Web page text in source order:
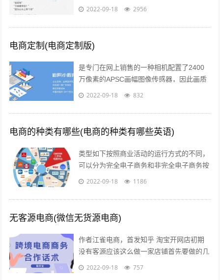
此变得粉红起来下面就给大家分享一些简短
2022-09-18 2956
电商定制(电商定制版)
是专门在网上销售的一种相机配置了2400
万像素的APSC画幅图像传感器，因此画质
上的表现是令人信服的相位检测和对比度检
2022-09-18 832
电商的种类有哪些(电商的种类有哪些英语)
类型如下按照商业活动的运行方式的不同，
可以分为完全电子商务和非完全电子商务按
照商务活动的内容的不同，可以分为间接电
2022-09-18 1186
无客源电商(微信无货源电商)
作者江雀电商，首发知乎 淘宝开网店初期
没有客源应该这么做一家店铺首先要做的几
点第一步产品上架 第二步店铺装修 第三步
2022-09-18 757